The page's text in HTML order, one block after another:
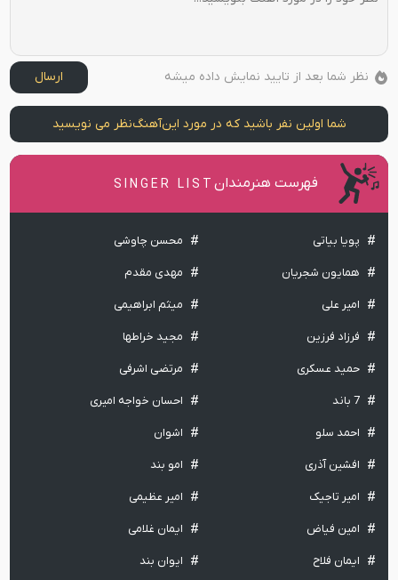
نظر شما بعد از تایید نمایش داده میشه ارسال
شما اولین نفر باشید که در مورد اینآهنگنظر می نویسید
فهرست هنرمندان SINGER LIST
پویا بیاتی محسن چاوشی
همایون شجریان مهدی مقدم
امیر علی میثم ابراهیمی
فرزاد فرزین مجید خراطها
حمید عسکری مرتضی اشرفی
7 باند احسان خواجه امیری
احمد سلو اشوان
افشین آذری امو بند
امیر تاجیک امیر عظیمی
امین فیاض ایمان غلامی
ایمان فلاح ایوان بند